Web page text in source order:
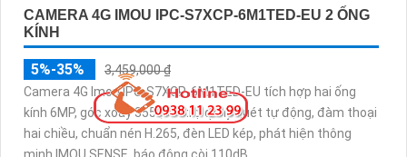
CAMERA 4G IMOU IPC-S7XCP-6M1TED-EU 2 ỐNG
KÍNH
5%-35%
3,459,000 ₫
Camera 4G Imou IPC-S7XCP-6M1TED-EU tích hợp hai ống
kính 6MP, góc xoay 355°, hỗ trợ quay quét tự động, đàm thoại
hai chiều, chuẩn nén H.265, đèn LED kép, phát hiện thông
minh IMOU SENSE, báo động còi 110dB